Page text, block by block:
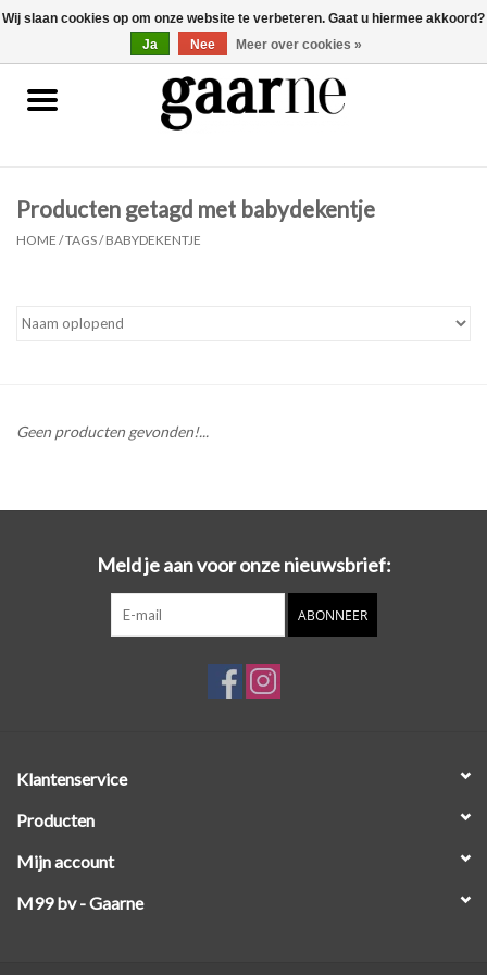
gaarne.be 0 Artikelen - €0,00
Patronen
Producten getagd met babydekentje
HOME /TAGS/BABYDEKENTJE
Geen producten gevonden!...
Meld je aan voor onze nieuwsbrief:
ABONNEER
Klantenservice
Producten
Mijn account
M99 bv - Gaarne
Wij slaan cookies op om onze website te verbeteren. Gaat u hiermee akkoord?
Ja
Nee Meer over cookies »